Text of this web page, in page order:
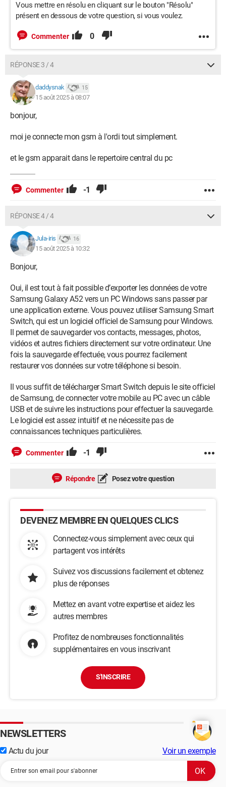
Vous mettre en résolu en cliquant sur le bouton "Résolu"
présent en dessous de votre question, si vous voulez.
Commenter 0
RÉPONSE 3 / 4
daddysnak 15
15 août 2025 à 08:07
bonjour,
moi je connecte mon gsm à l'ordi tout simplement.
et le gsm apparait dans le repertoire central du pc
Commenter -1
RÉPONSE 4 / 4
Jula-iris 16
15 août 2025 à 10:32
Bonjour,
Oui, il est tout à fait possible d’exporter les données de votre
Samsung Galaxy A52 vers un PC Windows sans passer par
une application externe. Vous pouvez utiliser Samsung Smart
Switch, qui est un logiciel officiel de Samsung pour Windows.
Il permet de sauvegarder vos contacts, messages, photos,
vidéos et autres fichiers directement sur votre ordinateur. Une
fois la sauvegarde effectuée, vous pourrez facilement
restaurer vos données sur votre téléphone si besoin.
Il vous suffit de télécharger Smart Switch depuis le site officiel
de Samsung, de connecter votre mobile au PC avec un câble
USB et de suivre les instructions pour effectuer la sauvegarde.
Le logiciel est assez intuitif et ne nécessite pas de
connaissances techniques particulières.
Commenter -1
Répondre Posez votre question
DEVENEZ MEMBRE EN QUELQUES CLICS
Connectez-vous simplement avec ceux qui
partagent vos intérêts
Suivez vos discussions facilement et obtenez
plus de réponses
Mettez en avant votre expertise et aidez les
autres membres
Profitez de nombreuses fonctionnalités
supplémentaires en vous inscrivant
S'INSCRIRE
NEWSLETTERS
Actu du jour Voir un exemple